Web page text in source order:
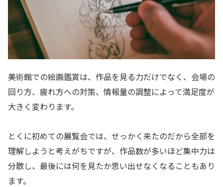
美術館での絵画鑑賞は、作品を見る力だけでなく、会場の
回り方、疲れ方への対策、情報量の調整によって満足度が
大きく変わります。
とくに初めての展覧会では、せっかく来たのだから全部を
理解しようと考えがちですが、作品数が多いほど集中力は
分散し、最後には何を見たか思い出せなくなることもあり
ます。